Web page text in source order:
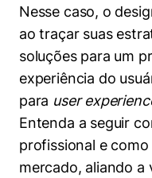
Engenharia Mecânica
Engenharia Mecatrônica
Direito
Economia
Finanças
Negócios
Políticas Públicas
Nesse caso, o
ao traçar suas
soluções para um
experiência do
para user
Entenda a seguir
profissional e
mercado, aliando a